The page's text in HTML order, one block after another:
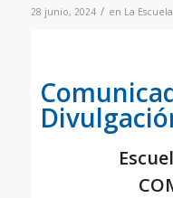
28 junio, 2024 / en La Escuela